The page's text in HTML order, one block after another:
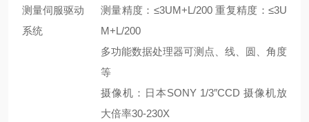
测量伺服驱动
系统
测量精度：≤3UM+L/200 重复精度：≤3U
M+L/200
多功能数据处理器可测点、线、圆、角度
等
摄像机：日本SONY 1/3″CCD 摄像机放
大倍率30-230X